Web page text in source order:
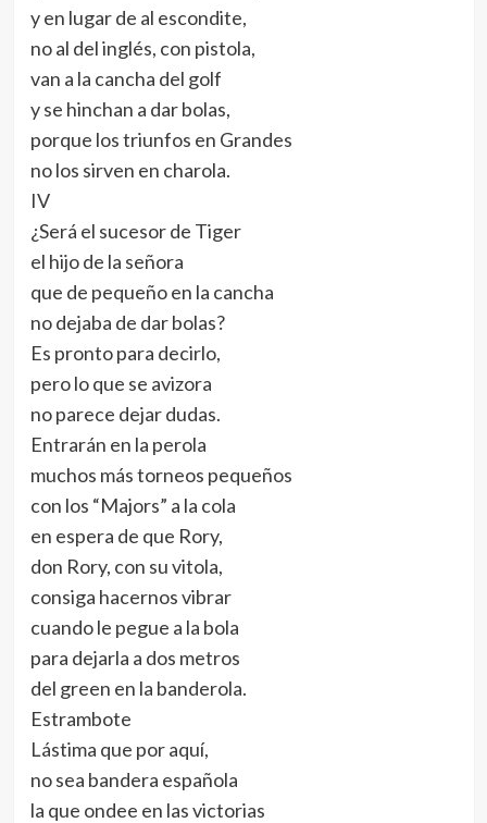
y en lugar de al escondite,
no al del inglés, con pistola,
van a la cancha del golf
y se hinchan a dar bolas,
porque los triunfos en Grandes
no los sirven en charola.
IV
¿Será el sucesor de Tiger
el hijo de la señora
que de pequeño en la cancha
no dejaba de dar bolas?
Es pronto para decirlo,
pero lo que se avizora
no parece dejar dudas.
Entrarán en la perola
muchos más torneos pequeños
con los “Majors” a la cola
en espera de que Rory,
don Rory, con su vitola,
consiga hacernos vibrar
cuando le pegue a la bola
para dejarla a dos metros
del green en la banderola.
Estrambote
Lástima que por aquí,
no sea bandera española
la que ondee en las victorias